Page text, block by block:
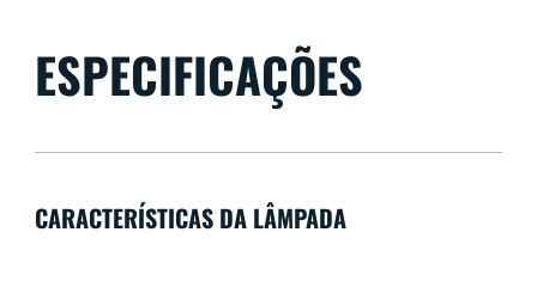
ESPECIFICAÇÕES
CARACTERÍSTICAS DA LÂMPADA